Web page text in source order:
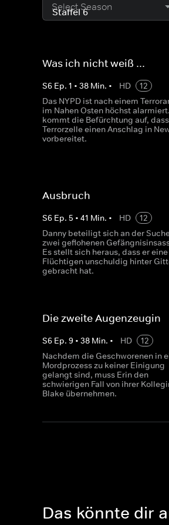
Select Season
Was ich nicht weiß ...
S6 Ep. 1 • 38 Min. • HD
12
Das NYPD ist nach einem
im Nahen Osten höchst
kommt die Befürchtung auf,
Terrorzelle einen Anschlag in
vorbereitet.
Ausbruch
S6 Ep. 5 • 41 Min. • HD
12
Danny beteiligt sich an der
zwei geflohenen
Es stellt sich heraus, dass er
Flüchtigen unschuldig hinter
gebracht hat.
Die zweite Augenzeugin
S6 Ep. 9 • 38 Min. • HD
12
Nachdem die Geschworenen in
Mordprozess zu keiner Einigung
gelangt sind, muss Erin den
schwierigen Fall von ihrer
Blake übernehmen.
Das könnte dir